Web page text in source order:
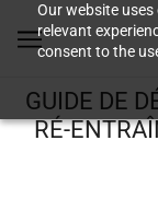
Our website
relevant
consent to the
GUIDE DE
RÉ-